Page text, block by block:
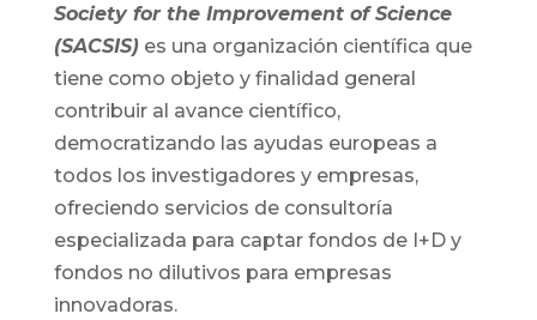
Society for the Improvement of Science
(SACSIS)es una organización científica que
tiene como objeto y finalidad general
contribuir al avance científico,
democratizando las ayudas europeas a
todos los investigadores y empresas,
ofreciendo servicios de consultoría
especializada para captar fondos de I+D y
fondos no dilutivos para empresas
innovadoras.